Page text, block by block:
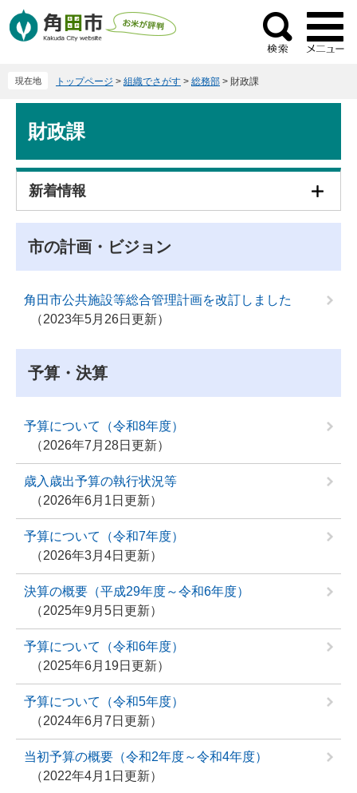
ー
ニ
検
索
現在地 トップページ > 組織でさがす > 総務部 > 財政課
財政課
新着情報
市の計画・ビジョン
角田市公共施設等総合管理計画を改訂しました
2023年5月26日更新
予算・決算
予算について（令和8年度）
2026年7月28日更新
歳入歳出予算の執行状況等
2026年6月1日更新
予算について（令和7年度）
2026年3月4日更新
決算の概要（平成29年度～令和6年度）
2025年9月5日更新
予算について（令和6年度）
2025年6月19日更新
予算について（令和5年度）
2024年6月7日更新
当初予算の概要（令和2年度～令和4年度）
2022年4月1日更新